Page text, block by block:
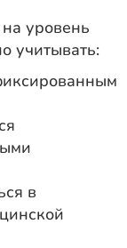
уровень
учитывать:
в